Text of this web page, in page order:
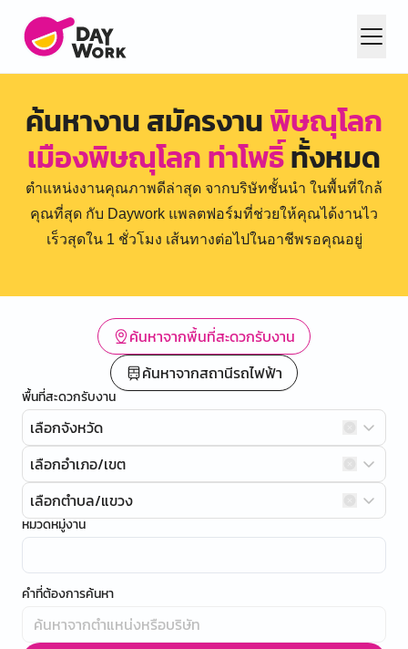
ค้นหางาน สมัครงานพิษณุโลก
เมืองพิษณุโลก ท่าโพธิ์ทั้งหมด
ตำแหน่งงานคุณภาพดีล่าสุด จากบริษัทชั้นนำ ในพื้นที่ใกล้
คุณที่สุด กับ Daywork แพลตฟอร์มที่ช่วยให้คุณได้งานไว
เร็วสุดใน 1 ชั่วโมง เส้นทางต่อไปในอาชีพรอคุณอยู่
ค้นหาจากพื้นที่สะดวกรับงาน
ค้นหาจากสถานีรถไฟฟ้า
พื้นที่สะดวกรับงาน
เลือกจังหวัด
เลือกอำเภอ/เขต
เลือกตำบล/แขวง
หมวดหมู่งาน
คำที่ต้องการค้นหา